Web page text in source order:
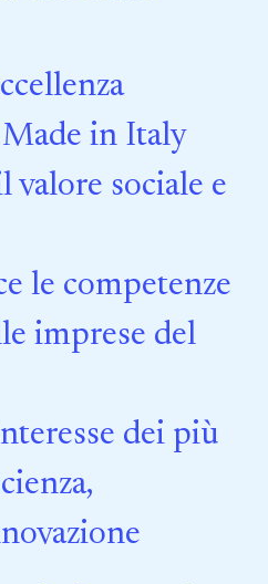
in Italy
valore sociale e
le competenze
imprese del
dei più